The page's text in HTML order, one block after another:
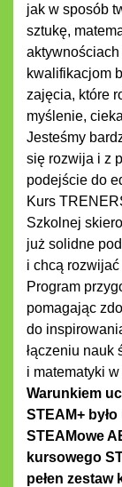
jak w sposób
sztukę,
kwalifikacjom
zajęcia, które
myślenie,
Jesteśmy
się rozwija i z
podejście do
Kurs
Szkolnej
już solidne
i chcą
Program
pomagając
do
łączeniu nauk
i matematyki
Warunkiem
STEAM+
STEAMowe
kursowego
pełen